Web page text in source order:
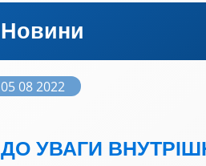
Новини
05 08 2022
ДО УВАГИ